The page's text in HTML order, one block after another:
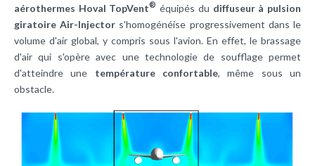
aérothermes Hoval TopVent® équipés du diffuseur à pulsion
giratoire Air-Injector s'homogénéise progressivement dans le
volume d'air global, y compris sous l'avion. En effet, le brassage
d'air qui s'opère avec une technologie de soufflage permet
d'atteindre une température confortable, même sous un
obstacle.